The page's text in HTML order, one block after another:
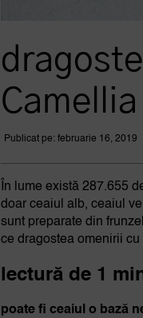
Publicat pe: februarie 16, 2019
În lume există 287.655
doar ceaiul alb, ceaiul
sunt preparate din
ce dragostea omenirii cu
lectură de 1
poate fi ceaiul o bază